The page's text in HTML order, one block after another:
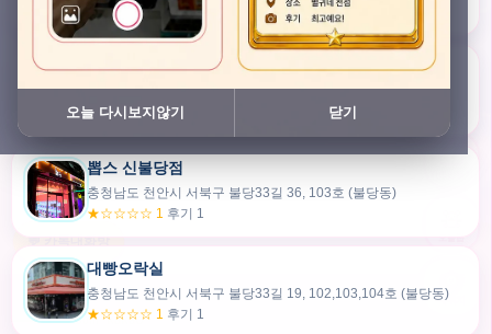
★☆☆☆☆ 1 후기 1
쿠보 신불당점
충청남도 천안시 서북구 불당33길 35, 105호 (불당동)
★★★☆☆ 2.5후기 2
뽑스 신불당점
충청남도 천안시 서북구 불당33길 36, 103호 (불당동)
★☆☆☆☆ 1 후기 1
대빵오락실
충청남도 천안시 서북구 불당33길 19, 102,103,104호 (불당동)
★☆☆☆☆ 1 후기 1
30m
내위치
💬 카톡대화방
오늘 다시보지않기 닫기